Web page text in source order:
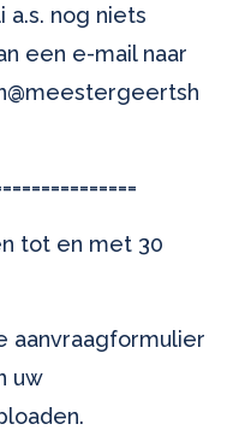
a.s. nog niets
een e-mail naar
tot en met 30
aanvraagformulier
uw